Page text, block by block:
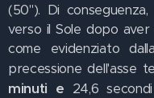
(50"). Di
verso il Sole dopo aver
come evidenziato
precessione dell'asse
minuti e 24,6